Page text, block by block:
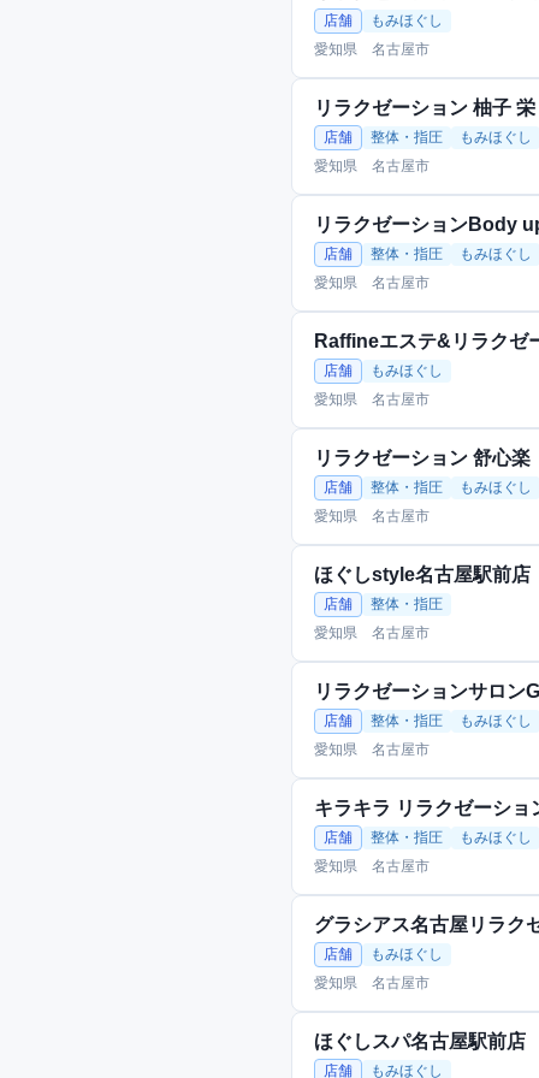
店舗 もみほぐし
愛知県 名古屋市
リラクゼーション 柚子
店舗 整体・指圧 もみほぐし
愛知県 名古屋市
リラクゼーションBody
店舗 整体・指圧 もみほぐし
愛知県 名古屋市
Raffineエステ&リラクゼ
店舗 もみほぐし
愛知県 名古屋市
リラクゼーション 舒心楽
店舗 整体・指圧 もみほぐし
愛知県 名古屋市
ほぐしstyle名古屋駅前店
店舗 整体・指圧
愛知県 名古屋市
リラクゼーションサロン
店舗 整体・指圧 もみほぐし
愛知県 名古屋市
キラキラ リラクゼーショ
店舗 整体・指圧 もみほぐし
愛知県 名古屋市
グラシアス名古屋リラク
店舗 もみほぐし
愛知県 名古屋市
ほぐしスパ名古屋駅前店
店舗 もみほぐし